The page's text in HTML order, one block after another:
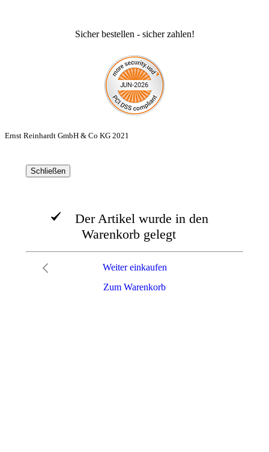
Sicher bestellen - sicher zahlen!
Ernst Reinhardt GmbH & Co KG 2021
Schließen
Der Artikel wurde in den
Warenkorb gelegt
Zum Warenkorb
Weiter einkaufen